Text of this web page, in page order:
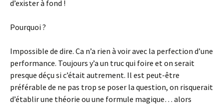
d’exister à fond !
Pourquoi ?
Impossible de dire. Ca n’a rien à voir avec la perfection d’une
performance. Toujours y’a un truc qui foire et on serait
presque déçu si c’était autrement. Il est peut-être
préférable de ne pas trop se poser la question, on risquerait
d’établir une théorie ou une formule magique… alors